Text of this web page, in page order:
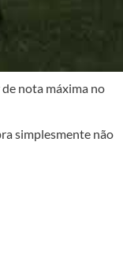
nota máxima no
simplesmente não